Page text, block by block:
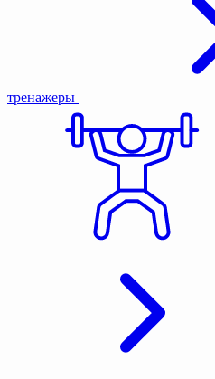
тренажеры